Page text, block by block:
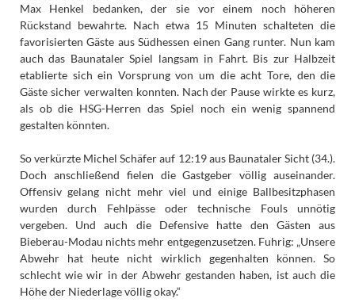
Max Henkel bedanken, der sie vor einem noch höheren
Rückstand bewahrte. Nach etwa 15 Minuten schalteten die
favorisierten Gäste aus Südhessen einen Gang runter. Nun kam
auch das Baunataler Spiel langsam in Fahrt. Bis zur Halbzeit
etablierte sich ein Vorsprung von um die acht Tore, den die
Gäste sicher verwalten konnten. Nach der Pause wirkte es kurz,
als ob die HSG-Herren das Spiel noch ein wenig spannend
gestalten könnten.
So verkürzte Michel Schäfer auf 12:19 aus Baunataler Sicht (34.).
Doch anschließend fielen die Gastgeber völlig auseinander.
Offensiv gelang nicht mehr viel und einige Ballbesitzphasen
wurden durch Fehlpässe oder technische Fouls unnötig
vergeben. Und auch die Defensive hatte den Gästen aus
Bieberau-Modau nichts mehr entgegenzusetzen. Fuhrig: „Unsere
Abwehr hat heute nicht wirklich gegenhalten können. So
schlecht wie wir in der Abwehr gestanden haben, ist auch die
Höhe der Niederlage völlig okay.“